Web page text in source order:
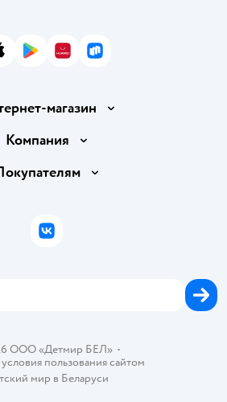
Store
Google Play
AppGallery
RuStore
магазин
Доставка и оплата
Правила продажи
файлов cookie
Компания
Вакансии
Бонусные карты
ООО «Детмир БЕЛ»•
пользования сайтом
мир в Беларуси
ВКонтакте